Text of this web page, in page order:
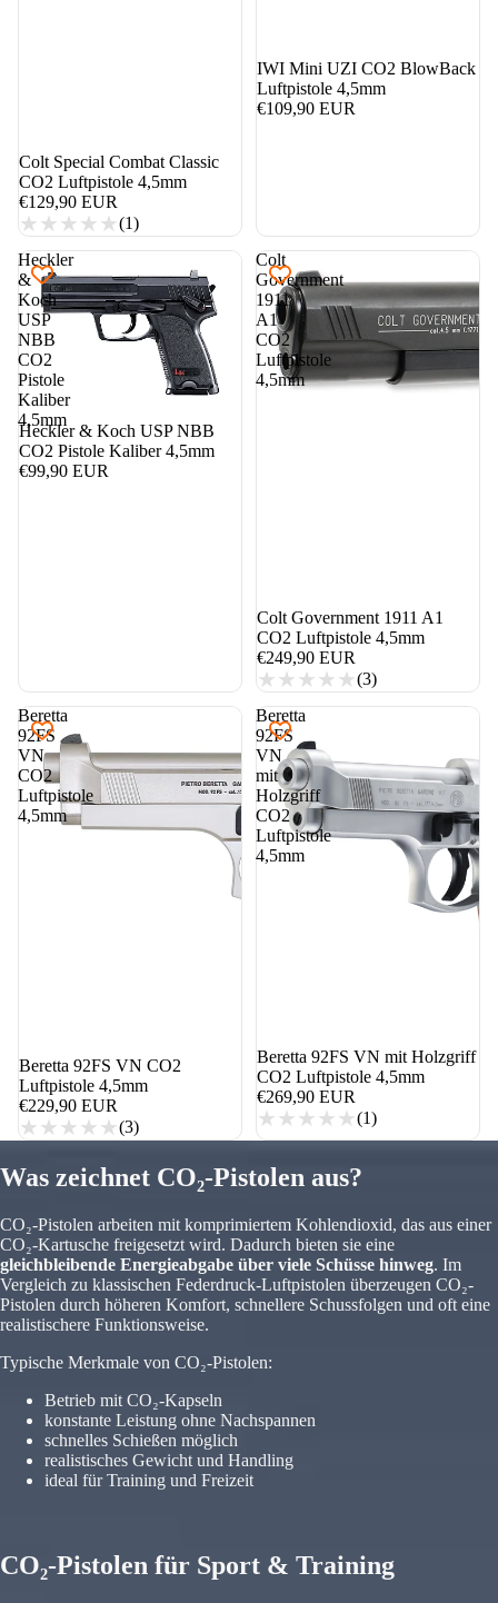
Colt Special Combat Classic
CO2 Luftpistole 4,5mm
€129,90 EUR
(1)
IWI Mini UZI CO2 BlowBack
Luftpistole 4,5mm
€109,90 EUR
Heckler
&
Koch
USP
NBB
CO2
Pistole
Kaliber
4,5mm
Heckler & Koch USP NBB
CO2 Pistole Kaliber 4,5mm
€99,90 EUR
Colt
Government
1911
A1
CO2
Luftpistole
4,5mm
nicht auf Lager
Colt Government 1911 A1
CO2 Luftpistole 4,5mm
€249,90 EUR
(3)
Beretta
92FS
VN
CO2
Luftpistole
4,5mm
nicht auf Lager
Beretta 92FS VN CO2
Luftpistole 4,5mm
€229,90 EUR
(3)
Beretta
92FS
VN
mit
Holzgriff
CO2
Luftpistole
4,5mm
nicht auf Lager
Beretta 92FS VN mit Holzgriff
CO2 Luftpistole 4,5mm
€269,90 EUR
(1)
Was zeichnet CO₂-Pistolen aus?
CO₂-Pistolen arbeiten mit komprimiertem Kohlendioxid, das aus einer
CO₂-Kartusche freigesetzt wird. Dadurch bieten sie eine
gleichbleibende Energieabgabe über viele Schüsse hinweg. Im
Vergleich zu klassischen Federdruck-Luftpistolen überzeugen CO₂-
Pistolen durch höheren Komfort, schnellere Schussfolgen und oft eine
realistischere Funktionsweise.
Typische Merkmale von CO₂-Pistolen:
Betrieb mit CO₂-Kapseln
konstante Leistung ohne Nachspannen
schnelles Schießen möglich
realistisches Gewicht und Handling
ideal für Training und Freizeit
CO₂-Pistolen für Sport & Training